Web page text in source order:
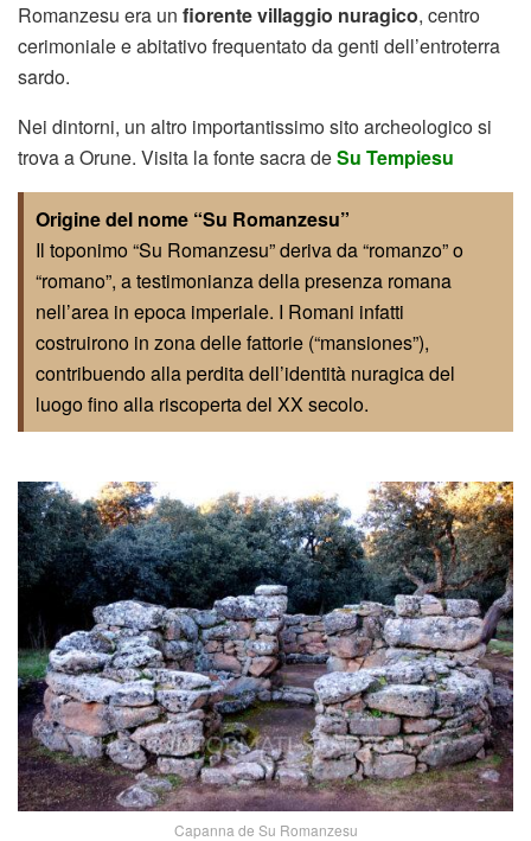
Romanzesu era un fiorente villaggio nuragico, centro
cerimoniale e abitativo frequentato da genti dell’entroterra
sardo.
Nei dintorni, un altro importantissimo sito archeologico si
trova a Orune. Visita la fonte sacra deSu Tempiesu
Origine del nome “Su Romanzesu”
Il toponimo “Su Romanzesu” deriva da “romanzo” o
“romano”, a testimonianza della presenza romana
nell’area in epoca imperiale. I Romani infatti
costruirono in zona delle fattorie (“mansiones”),
contribuendo alla perdita dell’identità nuragica del
luogo fino alla riscoperta del XX secolo.
Capanna de Su Romanzesu